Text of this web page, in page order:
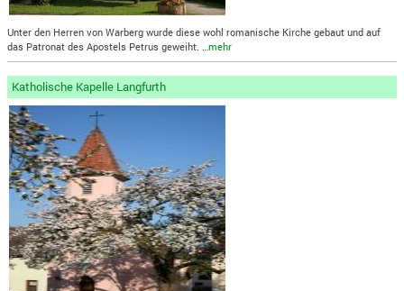
Unter den Herren von Warberg wurde diese wohl romanische Kirche gebaut und auf
das Patronat des Apostels Petrus geweiht.
…mehr
Katholische Kapelle Langfurth